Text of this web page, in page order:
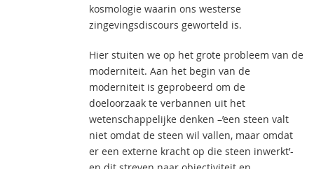
kosmologie waarin ons westerse
zingevingsdiscours geworteld is.
Hier stuiten we op het grote probleem van de
moderniteit. Aan het begin van de
moderniteit is geprobeerd om de
doeloorzaak te verbannen uit het
wetenschappelijke denken –’een steen valt
niet omdat de steen wil vallen, maar omdat
er een externe kracht op die steen inwerkt’-